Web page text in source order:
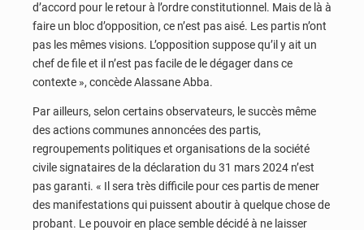
d’accord pour le retour à l’ordre constitutionnel. Mais de là à
faire un bloc d’opposition, ce n’est pas aisé. Les partis n’ont
pas les mêmes visions. L’opposition suppose qu’il y ait un
chef de file et il n’est pas facile de le dégager dans ce
contexte », concède Alassane Abba.
Par ailleurs, selon certains observateurs, le succès même
des actions communes annoncées des partis,
regroupements politiques et organisations de la société
civile signataires de la déclaration du 31 mars 2024 n’est
pas garanti. « Il sera très difficile pour ces partis de mener
des manifestations qui puissent aboutir à quelque chose de
probant. Le pouvoir en place semble décidé à ne laisser